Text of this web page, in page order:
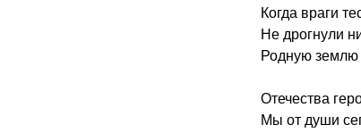
Когда враги
Не дрогнули
Родную землю
Отечества
Мы от души